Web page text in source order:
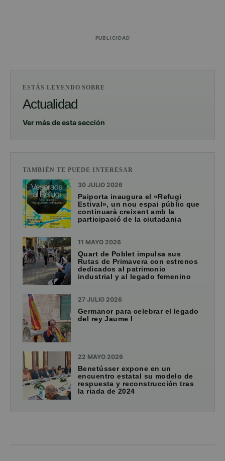
PUBLICIDAD
ESTÁS LEYENDO SOBRE
Actualidad
Ver más de esta sección
TAMBIÉN TE PUEDE INTERESAR
30 JULIO 2026
Paiporta inaugura el «Refugi
Estival», un nou espai públic que
continuarà creixent amb la
participació de la ciutadania
11 MAYO 2026
Quart de Poblet impulsa sus
Rutas de Primavera con estrenos
dedicados al patrimonio
industrial y al legado femenino
27 JULIO 2026
Germanor para celebrar el legado
del rey Jaume I
22 MAYO 2026
Benetússer expone en un
encuentro estatal su modelo de
respuesta y reconstrucción tras
la riada de 2024